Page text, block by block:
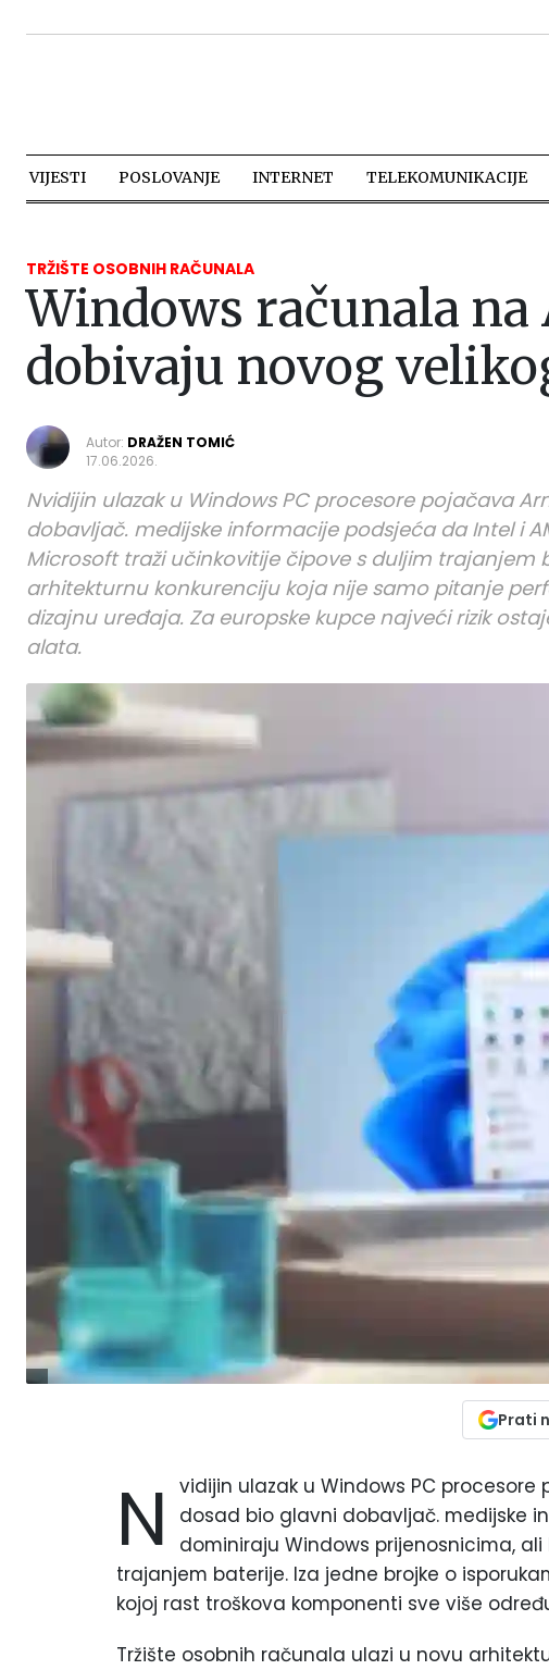
VIJESTI POSLOVANJE INTERNET TELEKOMUNIKACIJE
TRŽIŠTE OSOBNIH RAČUNALA
Windows računala
dobivaju novog
Autor: DRAŽEN TOMIĆ
17.06.2026.
Nvidijin ulazak u Windows PC procesore pojačava
dobavljač. medijske informacije podsjeća da Intel i
Microsoft traži učinkovitije čipove s duljim trajanjem
arhitekturnu konkurenciju koja nije samo pitanje
dizajnu uređaja. Za europske kupce najveći rizik
alata.
Prati
N
vidijin ulazak u Windows PC
dosad bio glavni dobavljač. medijske
dominiraju Windows prijenosnicima,
trajanjem baterije. Iza jedne brojke o
kojoj rast troškova komponenti sve više
Tržište osobnih računala ulazi u novu